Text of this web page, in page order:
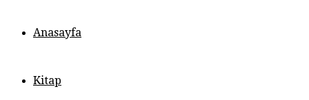
Anasayfa
Kitap